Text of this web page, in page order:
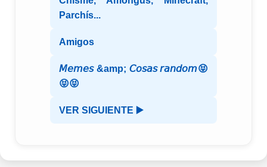
Parchís...
Amigos
𝘔𝘦𝘮𝘦𝘴 &amp; 𝘊𝘰𝘴𝘢𝘴 𝘳𝘢𝘯𝘥𝘰𝘮😝
😝😝
VER SIGUIENTE ▶️